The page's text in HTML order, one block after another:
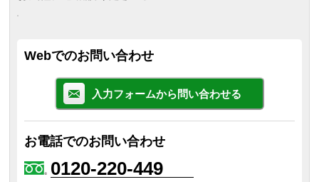
Webでのお問い合わせ
入力フォームから問い合わせる
お電話でのお問い合わせ
0120-220-449